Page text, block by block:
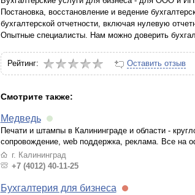
Постановка, восстановление и ведение
бухгалтерской отчетности, включая нулевую
Опытные специалисты. Нам можно доверить
Рейтинг: Оставить отзыв
Смотрите также:
Медведь
Печати и штампы в Калининграде и области -
сопровождение, web поддержка, реклама. Все на
г. Калининград
+7 (4012) 40-11-25
Бухгалтерия для бизнеса